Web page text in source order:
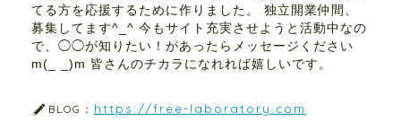
てる方を応援するために作りました。 独立開業仲間、
募集してます^_^ 今もサイト充実させようと活動中なの
で、◯◯が知りたい！があったらメッセージください
m(_ _)m 皆さんのチカラになれれば嬉しいです。
BLOG： https://free-laboratory.com